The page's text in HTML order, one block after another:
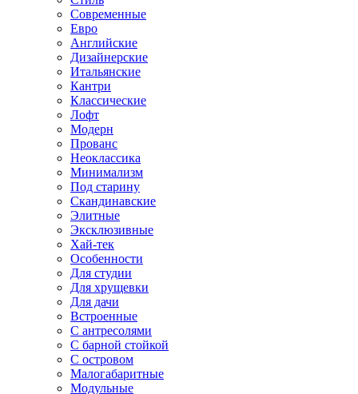
Современные
Евро
Английские
Дизайнерские
Итальянские
Кантри
Классические
Лофт
Модерн
Прованс
Неоклассика
Минимализм
Под старину
Скандинавские
Элитные
Эксклюзивные
Хай-тек
Особенности
Для студии
Для хрущевки
Для дачи
Встроенные
С антресолями
С барной стойкой
С островом
Малогабаритные
Модульные